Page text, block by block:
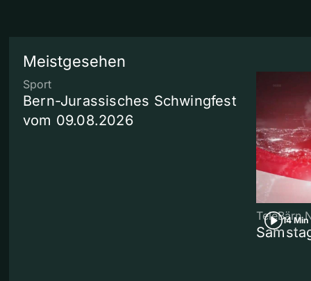
Meistgesehen
Sport
Bern-Jurassisches Schwingfest
vom 09.08.2026
14 Min
TeleBärn